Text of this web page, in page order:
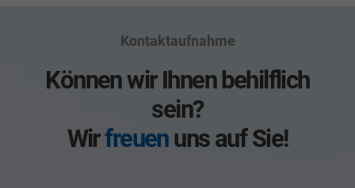
Kontaktaufnahme
Können wir Ihnen behilflich
sein?
Wirfreuenuns auf Sie!